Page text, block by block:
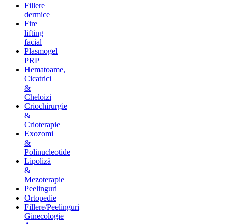
Fillere
dermice
Fire
lifting
facial
Plasmogel
PRP
Hematoame,
Cicatrici
&
Cheloizi
Criochirurgie
&
Crioterapie
Exozomi
&
Polinucleotide
Lipoliză
&
Mezoterapie
Peelinguri
Ortopedie
Fillere/Peelinguri
Ginecologie